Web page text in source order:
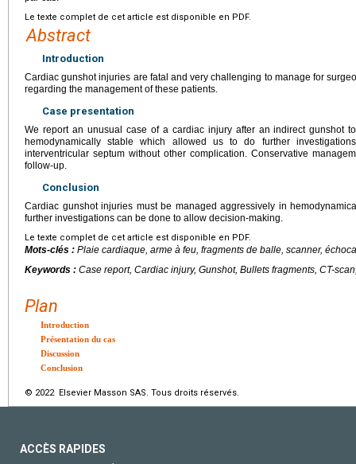
Le texte complet de cet article est disponible en PDF.
Abstract
Introduction
Cardiac gunshot injuries are fatal and very challenging to manage for
regarding the management of these patients.
Case presentation
We report an unusual case of a cardiac injury after an indirect gunshot
hemodynamically stable which allowed us to do further
interventricular septum without other complication. Conservative
follow-up.
Conclusion
Cardiac gunshot injuries must be managed aggressively in
further investigations can be done to allow decision-making.
Le texte complet de cet article est disponible en PDF.
Mots-clés : Plaie cardiaque, arme à feu, fragments de balle, scanner,
Keywords : Case report, Cardiac injury, Gunshot, Bullets fragments, CT-
Plan
Introduction
Présentation du cas
Discussion
Conclusion
© 2022 Elsevier Masson SAS. Tous droits réservés.
ACCÈS RAPIDES